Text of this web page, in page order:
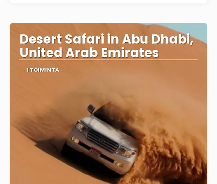
Desert Safari in Abu Dhabi,
United Arab Emirates
1 TOIMINTA